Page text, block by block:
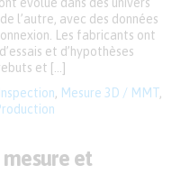
Inspection Mesure 3D / MMT
l’autre, avec des données
Les fabricants ont
et d’hypothèses
et […]
et